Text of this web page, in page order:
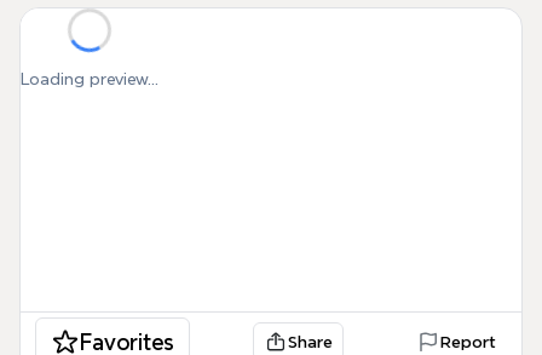
Loading preview...
Favorites Share Report